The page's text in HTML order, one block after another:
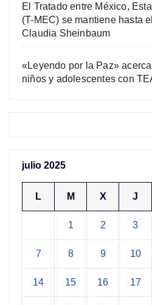
El Tratado entre México,
(T-MEC) se mantiene hasta
Claudia Sheinbaum
«Leyendo por la Paz»
niños y adolescentes con
julio 2025
L M X J
1 2 3
7 8 9 10
14 15 16 17